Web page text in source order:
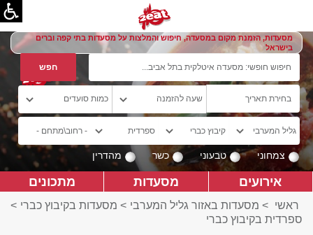
מסעדות, הזמנת מקום במסעדה, חיפוש והמלצות על מסעדות בתי קפה וברים
בישראל
צמחוני טבעוני כשר מהדרין
אירועים מסעדות מתכונים
ראשי > מסעדות באזור גליל המערבי > מסעדות בקיבוץ כברי >
ספרדית בקיבוץ כברי